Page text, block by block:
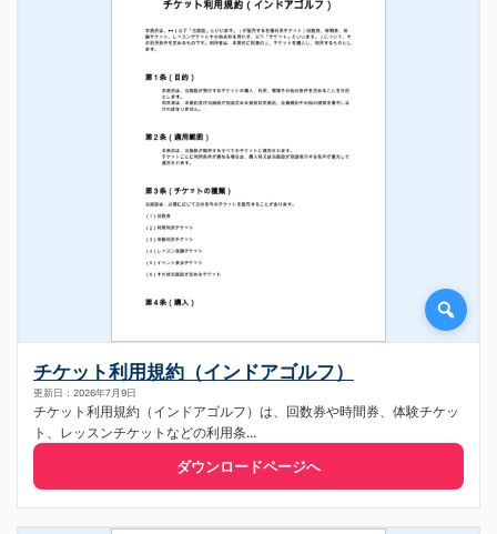
チケット利用規約（インドアゴルフ）
更新日：2026年7月9日
チケット利用規約（インドアゴルフ）は、回数券や時間券、体験チケッ
ト、レッスンチケットなどの利用条...
ダウンロードページへ